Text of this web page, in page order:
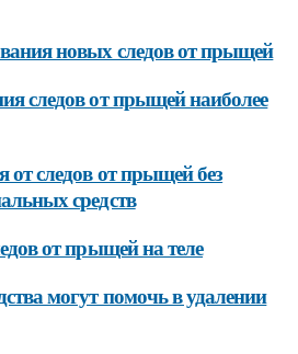
новых следов от прыщей
следов от прыщей наиболее
следов от прыщей без
средств
от прыщей на теле
могут помочь в удалении